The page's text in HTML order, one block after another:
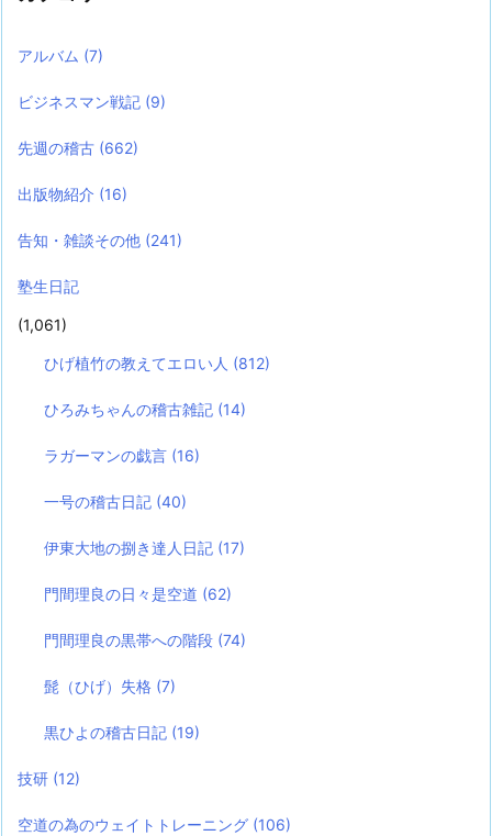
アルバム (7)
ビジネスマン戦記 (9)
先週の稽古 (662)
出版物紹介 (16)
告知・雑談その他 (241)
塾生日記
(1,061)
ひげ植竹の教えてエロい人 (812)
ひろみちゃんの稽古雑記 (14)
ラガーマンの戯言 (16)
一号の稽古日記 (40)
伊東大地の捌き達人日記 (17)
門間理良の日々是空道 (62)
門間理良の黒帯への階段 (74)
髭（ひげ）失格 (7)
黒ひよの稽古日記 (19)
技研 (12)
空道の為のウェイトトレーニング (106)